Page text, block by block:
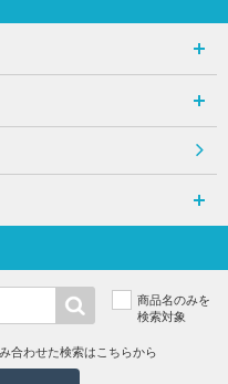
商品名のみを
検索対象
合わせた検索はこちらから